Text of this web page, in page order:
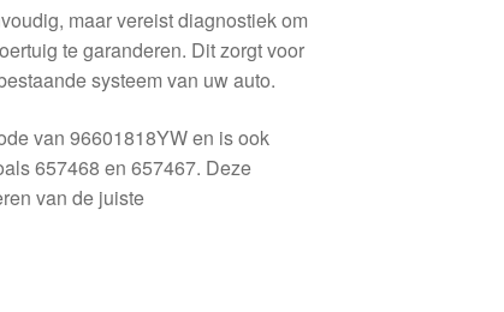
maar vereist diagnostiek om
te garanderen. Dit zorgt voor
systeem van uw auto.
van 96601818YW en is ook
657468 en 657467. Deze
van de juiste